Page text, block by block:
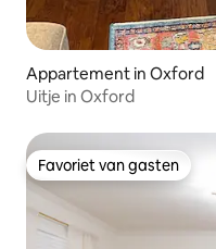
Appartement in Oxford
Uitje in Oxford
Favoriet van gasten
Favoriet van gasten